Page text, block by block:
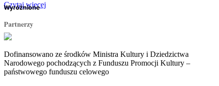
Wyróżnione
Czytaj więcej
Partnerzy
Dofinansowano ze środków Ministra Kultury i Dziedzictwa
Narodowego pochodzących z Funduszu Promocji Kultury –
państwowego funduszu celowego